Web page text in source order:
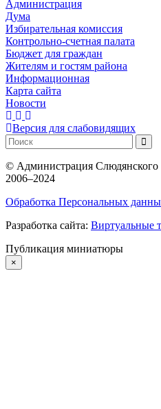
Администрация
Дума
Избирательная комиссия
Контрольно-счетная палата
Бюджет для граждан
Жителям и гостям района
Информационная
Карта сайта
Новости
Версия для слабовидящих
© Администрация
2006–2024
Обработка Персональных
Разработка сайта: Виртуальные
Публикация миниатюры
×